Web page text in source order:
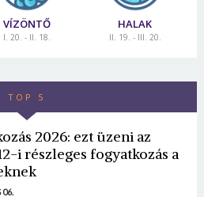
VÍZÖNTŐ
I. 20. - II. 18.
HALAK
II. 19. - III. 20.
TOP 5
2026: ezt üzeni az
i részleges fogyatkozás a
06.